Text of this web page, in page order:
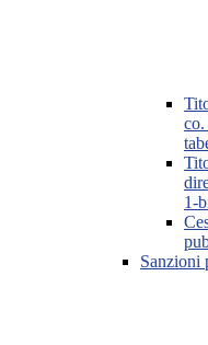
co.
1-
Sanzioni